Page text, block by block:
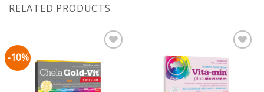
RELATED PRODUCTS
-10%
sarakstam
Pievienot vēlmju
sarakstam